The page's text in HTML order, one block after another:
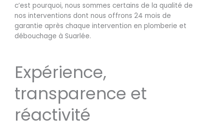
c’est pourquoi, nous sommes certains de la qualité de
nos interventions dont nous offrons 24 mois de
garantie après chaque intervention en plomberie et
débouchage à Suarlée.
Expérience,
transparence et
réactivité